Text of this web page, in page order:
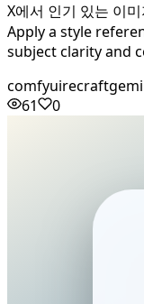
X에서 인기 있는 이
Apply a style
subject clarity and
comfyuirecraft
61
0